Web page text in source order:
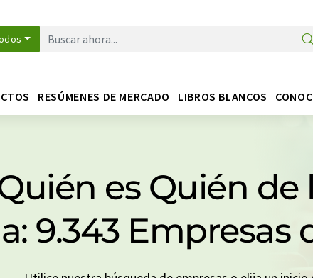
RESÚMENES DE MERCADO LIBROS BLANCOS
es Quién de
9.343